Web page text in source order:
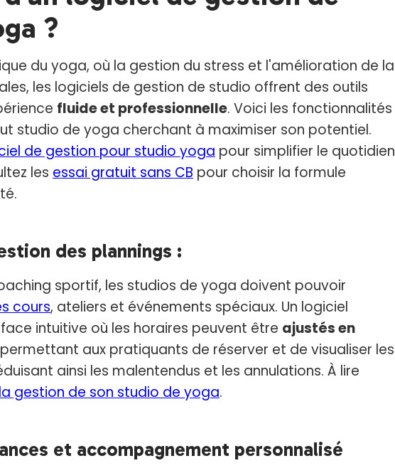
?
du yoga, où la gestion du stress et l'amélioration de la
les logiciels de gestion de studio offrent des outils
fluide et professionnelle. Voici les fonctionnalités
studio de yoga cherchant à maximiser son potentiel.
de gestion pour studio yoga pour simplifier le quotidien
les essai gratuit sans CB pour choisir la formule
des plannings :
sportif, les studios de yoga doivent pouvoir
cours, ateliers et événements spéciaux. Un logiciel
intuitive où les horaires peuvent être ajustés en
aux pratiquants de réserver et de visualiser les
ainsi les malentendus et les annulations. À lire
gestion de son studio de yoga.
et accompagnement personnalisé